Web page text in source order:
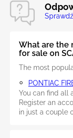
What are the
for sale on
The most
PONTIAC
You can find all
Register an
in just a couple